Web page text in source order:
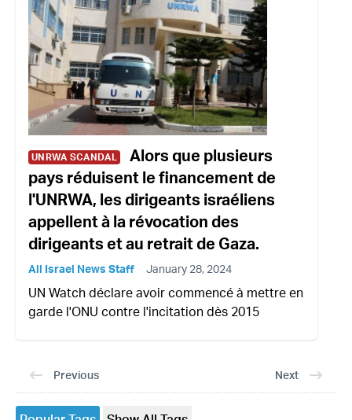
UNRWA SCANDAL
Alors que plusieurs
pays réduisent le financement de
l'UNRWA, les dirigeants israéliens
appellent à la révocation des
dirigeants et au retrait de Gaza.
All Israel News Staff January 28, 2024
UN Watch déclare avoir commencé à mettre en
garde l'ONU contre l'incitation dès 2015
Previous Next